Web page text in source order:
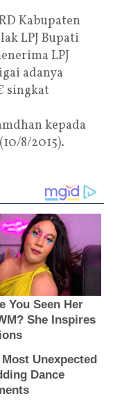
Kabupaten
LPJ Bupati
LPJ
adanya
singkat
kepada
8/2015).